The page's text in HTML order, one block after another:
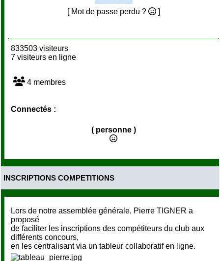
[ Mot de passe perdu ?
]
833503 visiteurs
7 visiteurs en ligne
4 membres
Connectés :
( personne )
INSCRIPTIONS COMPETITIONS
Lors de notre assemblée générale, Pierre TIGNER a
proposé
de faciliter les inscriptions des compétiteurs du club aux
différents concours,
en les centralisant via un tableur collaboratif en ligne.